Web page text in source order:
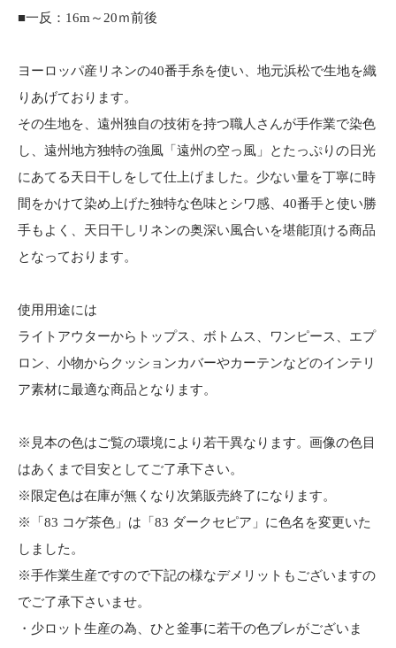
■一反：16m～20ｍ前後
ヨーロッパ産リネンの40番手糸を使い、地元浜松で生地を織
りあげております。
その生地を、遠州独自の技術を持つ職人さんが手作業で染色
し、遠州地方独特の強風「遠州の空っ風」とたっぷりの日光
にあてる天日干しをして仕上げました。少ない量を丁寧に時
間をかけて染め上げた独特な色味とシワ感、40番手と使い勝
手もよく、天日干しリネンの奥深い風合いを堪能頂ける商品
となっております。
使用用途には
ライトアウターからトップス、ボトムス、ワンピース、エプ
ロン、小物からクッションカバーやカーテンなどのインテリ
ア素材に最適な商品となります。
※見本の色はご覧の環境により若干異なります。画像の色目
はあくまで目安としてご了承下さい。
※限定色は在庫が無くなり次第販売終了になります。
※「83 コゲ茶色」は「83 ダークセピア」に色名を変更いた
しました。
※手作業生産ですので下記の様なデメリットもございますの
でご了承下さいませ。
・少ロット生産の為、ひと釜事に若干の色ブレがございま